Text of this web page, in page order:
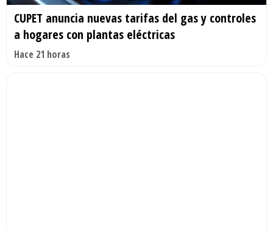
CUPET anuncia nuevas tarifas del gas y controles
a hogares con plantas eléctricas
Hace 21 horas